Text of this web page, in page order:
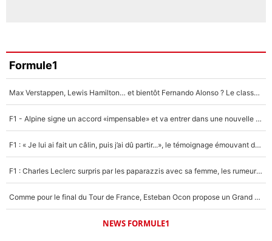
Formule1
Max Verstappen, Lewis Hamilton… et bientôt Fernando Alonso ? Le classement des pilotes les mieux payés en Formule 1 risque de changer !
F1 - Alpine signe un accord «impensable» et va entrer dans une nouvelle dimension : Grande nouvelle pour Pierre Gasly !
F1 : « Je lui ai fait un câlin, puis j’ai dû partir...», le témoignage émouvant de Max Verstappen sur sa fille
F1 : Charles Leclerc surpris par les paparazzis avec sa femme, les rumeurs étaient vraies !
Comme pour le final du Tour de France, Esteban Ocon propose un Grand Prix de Formule 1 à Paris : «Autour de l’Arc de Triomphe, ce serait génial» !
NEWS FORMULE1